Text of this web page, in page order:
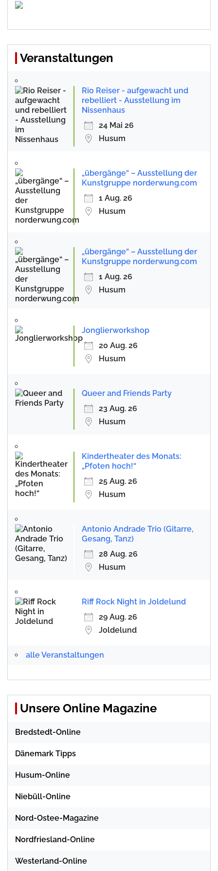
Veranstaltungen
Rio Reiser - aufgewacht und
rebelliert - Ausstellung im
Nissenhaus
24 Mai 26
Husum
„übergänge“ – Ausstellung der
Kunstgruppe norderwung.com
1 Aug. 26
Husum
„übergänge“ – Ausstellung der
Kunstgruppe norderwung.com
1 Aug. 26
Husum
Jonglierworkshop
20 Aug. 26
Husum
Queer and Friends Party
23 Aug. 26
Husum
Kindertheater des Monats:
„Pfoten hoch!“
25 Aug. 26
Husum
Antonio Andrade Trio (Gitarre,
Gesang, Tanz)
28 Aug. 26
Husum
Riff Rock Night in Joldelund
29 Aug. 26
Joldelund
alle Veranstaltungen
Unsere Online Magazine
Bredstedt-Online
Dänemark Tipps
Husum-Online
Niebüll-Online
Nord-Ostee-Magazine
Nordfriesland-Online
Westerland-Online